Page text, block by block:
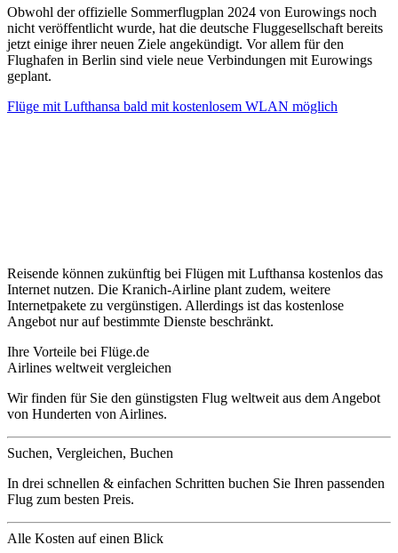
Obwohl der offizielle Sommerflugplan 2024 von Eurowings noch
nicht veröffentlicht wurde, hat die deutsche Fluggesellschaft bereits
jetzt einige ihrer neuen Ziele angekündigt. Vor allem für den
Flughafen in Berlin sind viele neue Verbindungen mit Eurowings
geplant.
Flüge mit Lufthansa bald mit kostenlosem WLAN möglich
Reisende können zukünftig bei Flügen mit Lufthansa kostenlos das
Internet nutzen. Die Kranich-Airline plant zudem, weitere
Internetpakete zu vergünstigen. Allerdings ist das kostenlose
Angebot nur auf bestimmte Dienste beschränkt.
Ihre Vorteile bei Flüge.de
Airlines weltweit vergleichen
Wir finden für Sie den günstigsten Flug weltweit aus dem Angebot
von Hunderten von Airlines.
Suchen, Vergleichen, Buchen
In drei schnellen & einfachen Schritten buchen Sie Ihren passenden
Flug zum besten Preis.
Alle Kosten auf einen Blick